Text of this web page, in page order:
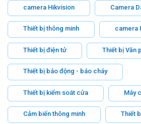
camera Hikvision Camera
Thiết bị thông minh camera
Thiết bị điện tử Thiết bị Văn
Thiết bị báo động - báo cháy
Thiết bị kiểm soát cửa Máy
Cảm biến thông minh Thiết